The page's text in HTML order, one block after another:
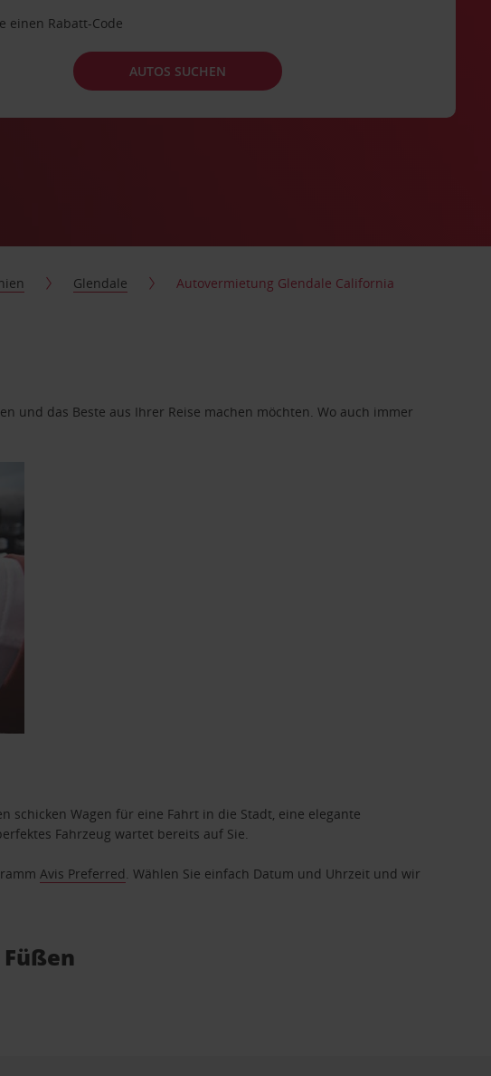
einen Rabatt-Code
AUTOS SUCHEN
Glendale Autovermietung Glendale California
und das Beste aus Ihrer Reise machen möchten. Wo auch immer
Wagen für eine Fahrt in die Stadt, eine elegante
Fahrzeug wartet bereits auf Sie.
Avis Preferred. Wählen Sie einfach Datum und Uhrzeit und wir